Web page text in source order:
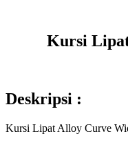
Kursi
Deskripsi :
Kursi Lipat Alloy Curve